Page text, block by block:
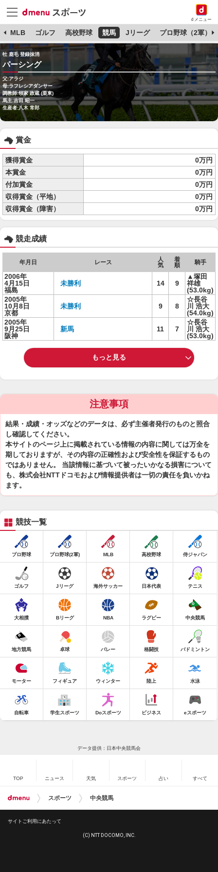
dメニュー
MLB ゴルフ 高校野球 競馬 Jリーグ プロ野球（2軍）
牡 鹿毛 登録抹消
パーシング
父:アラジ
母:ラフレシアダンサー
調教師:領家 政蔵 (栗東)
馬主:吉田 昭一
生産者:八木 常郎
賞金
獲得賞金
0万円
本賞金
0万円
付加賞金
0万円
収得賞金（平地）
0万円
収得賞金（障害）
0万円
競走成績
年月日 レース
人
気
着
順
騎手
2006年
4月15日
福島
未勝利 14 9
▲塚田
祥雄
(53.0kg)
2005年
10月8日
京都
未勝利 9 8
☆長谷
川 浩大
(54.0kg)
2005年
9月25日
阪神
新馬 11 7
☆長谷
川 浩大
(53.0kg)
もっと見る
注意事項
結果・成績・オッズなどのデータは、必ず主催者発行のものと照合
し確認してください。
本サイトのページ上に掲載されている情報の内容に関しては万全を
期しておりますが、その内容の正確性および安全性を保証するもの
ではありません。 当該情報に基づいて被ったいかなる損害について
も、株式会社NTTドコモおよび情報提供者は一切の責任を負いかね
ます。
競技一覧
プロ野球 プロ野球(2軍) MLB 高校野球 侍ジャパン
ゴルフ Jリーグ 海外サッカー 日本代表 テニス
大相撲 Bリーグ NBA ラグビー 中央競馬
地方競馬 卓球 バレー 格闘技 バドミントン
モーター フィギュア ウィンター 陸上 水泳
自転車 学生スポーツ Doスポーツ ビジネス eスポーツ
データ提供：日本中央競馬会
TOP ニュース 天気 スポーツ 占い すべて
スポーツ 中央競馬
サイトご利用にあたって
(C) NTT DOCOMO, INC.